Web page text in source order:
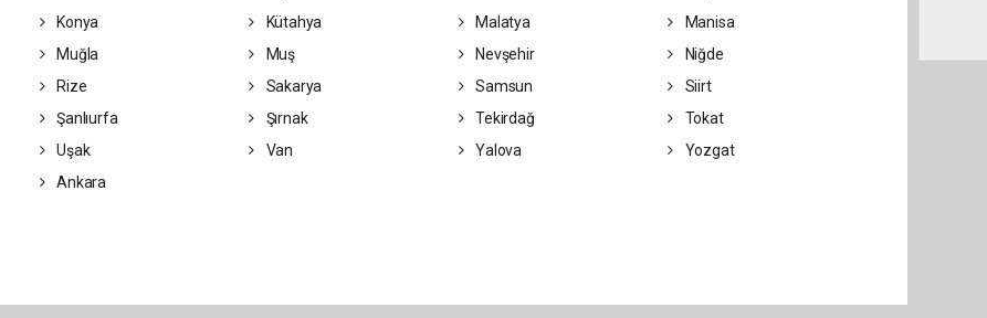
Konya Kütahya Malatya
Manisa
Muğla Muş Nevşehir
Niğde
Rize Sakarya Samsun
Siirt
Şanlıurfa Şırnak Tekirdağ
Tokat
Uşak Van Yalova
Yozgat
Ankara